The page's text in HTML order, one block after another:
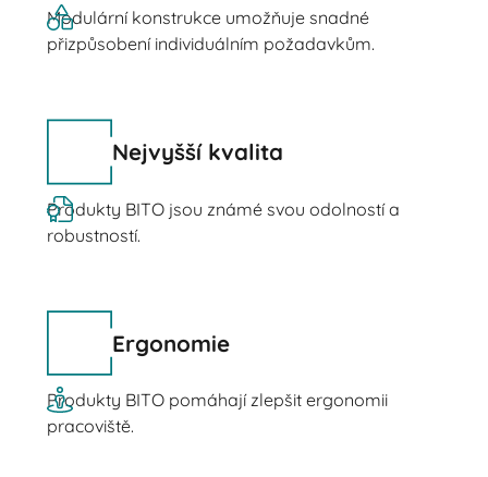
Modulární konstrukce umožňuje snadné
přizpůsobení individuálním požadavkům.
Nejvyšší kvalita
Produkty BITO jsou známé svou odolností a
robustností.
Ergonomie
Produkty BITO pomáhají zlepšit ergonomii
pracoviště.